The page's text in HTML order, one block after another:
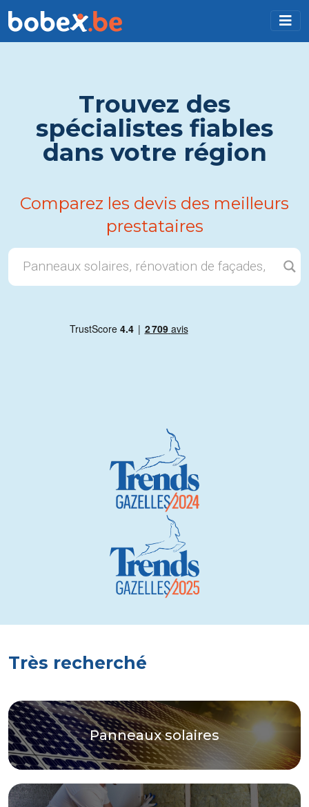
Trouvez des
spécialistes fiables
dans votre région
Comparez les devis des meilleurs
prestataires
Très recherché
Panneaux solaires